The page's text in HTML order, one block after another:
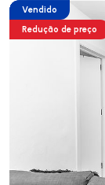
Vendido
Redução de preço